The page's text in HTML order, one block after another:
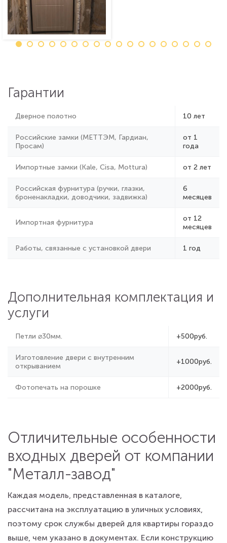
Гарантии
Дверное полотно 10 лет
Российские замки (МЕТТЭМ, Гардиан,
Просам)
от 1
года
Импортные замки (Kale, Cisa, Mottura) от 2 лет
Российская фурнитура (ручки, глазки,
броненакладки, доводчики, задвижка)
6
месяцев
Импортная фурнитура
от 12
месяцев
Работы, связанные с установкой двери 1 год
Дополнительная комплектация и
услуги
Петли ⌀30мм. +500руб.
Изготовление двери с внутренним
открыванием
+1000руб.
Фотопечать на порошке +2000руб.
Отличительные особенности
входных дверей от компании
"Металл-завод"
Каждая модель, представленная в каталоге,
рассчитана на эксплуатацию в уличных условиях,
поэтому срок службы дверей для квартиры гораздо
выше, чем указано в документах. Если конструкцию